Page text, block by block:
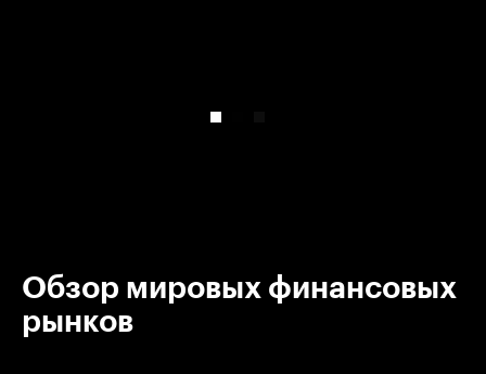
Обзор мировых финансовых
рынков